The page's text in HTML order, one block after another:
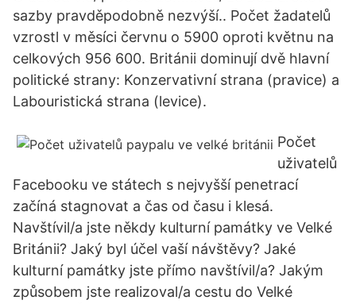
sazby pravděpodobně nezvýší.. Počet žadatelů
vzrostl v měsíci červnu o 5900 oproti květnu na
celkových 956 600. Británii dominují dvě hlavní
politické strany: Konzervativní strana (pravice) a
Labouristická strana (levice).
Počet
uživatelů
Facebooku ve státech s nejvyšší penetrací
začíná stagnovat a čas od času i klesá.
Navštívil/a jste někdy kulturní památky ve Velké
Británii? Jaký byl účel vaší návštěvy? Jaké
kulturní památky jste přímo navštívil/a? Jakým
způsobem jste realizoval/a cestu do Velké